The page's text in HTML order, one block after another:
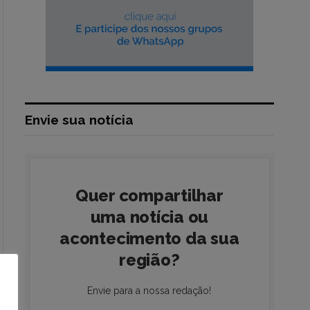
Envie sua notícia
Quer compartilhar
uma notícia ou
acontecimento da sua
região?
Envie para a nossa redação!